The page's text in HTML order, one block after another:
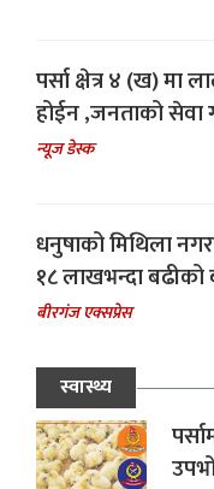
पर्सा क्षेत्र ४ (ख) मा
होईन ,जनताको सेवा
न्यूज डेस्क
धनुषाको मिथिला
१८ लाखभन्दा
बीरगंज एक्सप्रेस
स्वास्थ्य